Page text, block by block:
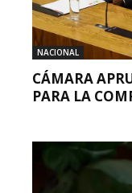
NACIONAL
CÁMARA
PARA LA